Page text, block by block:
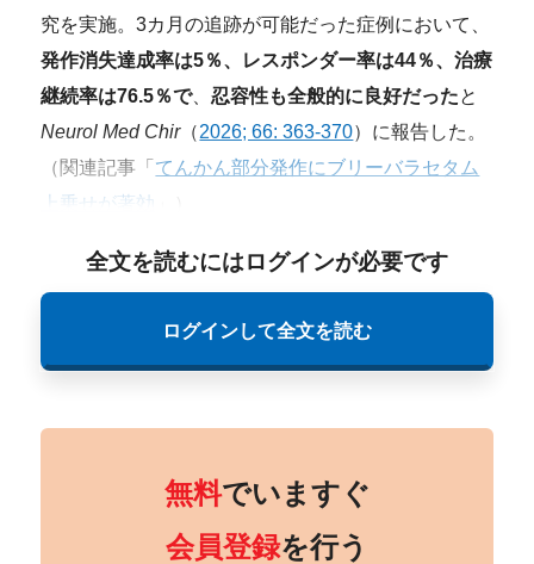
究を実施。3カ月の追跡が可能だった症例において、
発作消失達成率は5％、レスポンダー率は44％、治療
継続率は76.5％で、忍容性も全般的に良好だったと
Neurol Med Chir（2026; 66: 363-370）に報告した。
（関連記事「 てんかん部分発作にブリーバラセタム
上乗せが著効
全文を読むにはログインが必要です
ログインして全文を読む
無料でいますぐ
会員登録を行う